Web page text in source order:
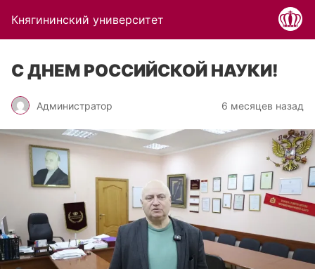
Княгининский университет
С ДНЕМ РОССИЙСКОЙ НАУКИ!
Администратор 6 месяцев назад